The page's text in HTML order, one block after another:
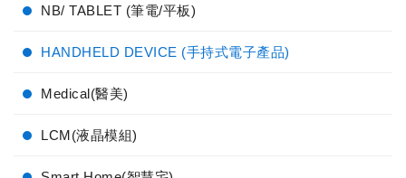
NB/ TABLET (筆電/平板)
HANDHELD DEVICE (手持式電子產品)
Medical(醫美)
LCM(液晶模組)